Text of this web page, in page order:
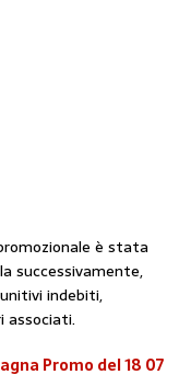
è stata
successivamente,
indebiti,
associati.
Promo del 18 07